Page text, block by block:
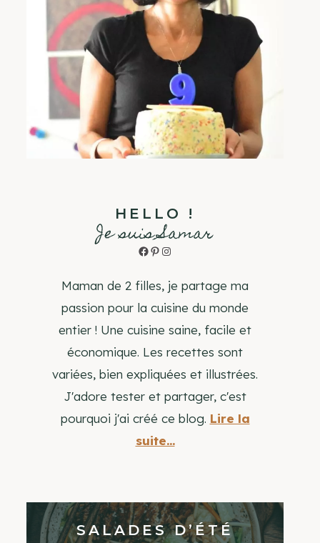
HELLO !
Je suis Samar
Facebook
Pinterest
Instagram
Maman de 2 filles, je partage ma
passion pour la cuisine du monde
entier ! Une cuisine saine, facile et
économique. Les recettes sont
variées, bien expliquées et illustrées.
J'adore tester et partager, c'est
pourquoi j'ai créé ce blog. Lire la
suite...
SALADES D’ÉTÉ